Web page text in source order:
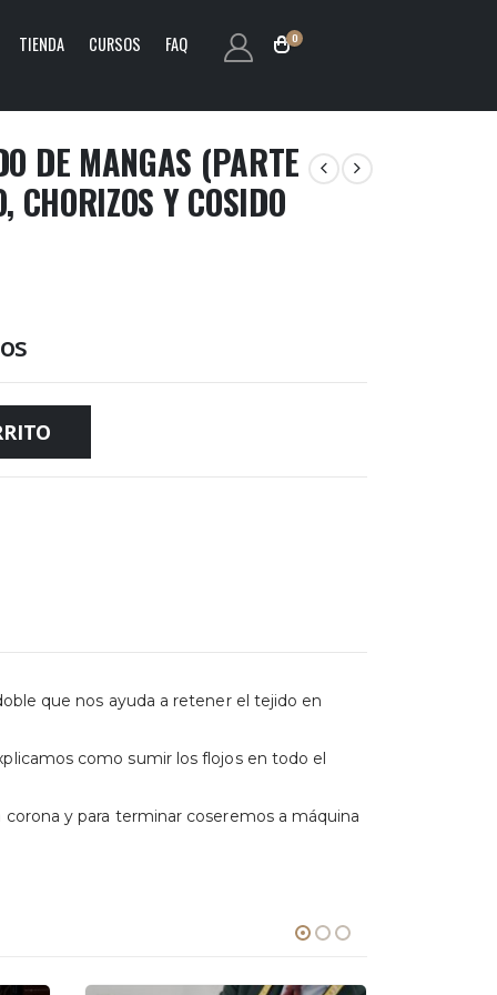
TIENDA CURSOS FAQ 0
DE MANGAS (PARTE
Y COSIDO
que nos ayuda a retener el tejido en
como sumir los flojos en todo el
y para terminar coseremos a máquina